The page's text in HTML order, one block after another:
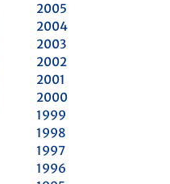
2005
2004
2003
2002
2001
2000
1999
1998
1997
1996